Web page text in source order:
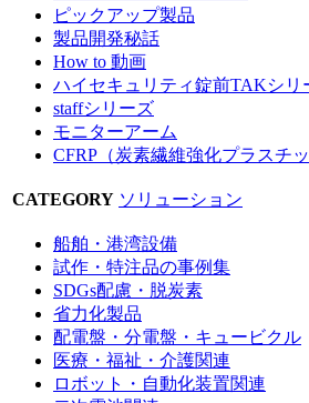
ピックアップ製品
製品開発秘話
How to 動画
ハイセキュリティ錠前TAKシリ
staffシリーズ
モニターアーム
CFRP（炭素繊維強化プラスチッ
CATEGORY ソリューション
船舶・港湾設備
試作・特注品の事例集
SDGs配慮・脱炭素
省力化製品
配電盤・分電盤・キュービクル
医療・福祉・介護関連
ロボット・自動化装置関連